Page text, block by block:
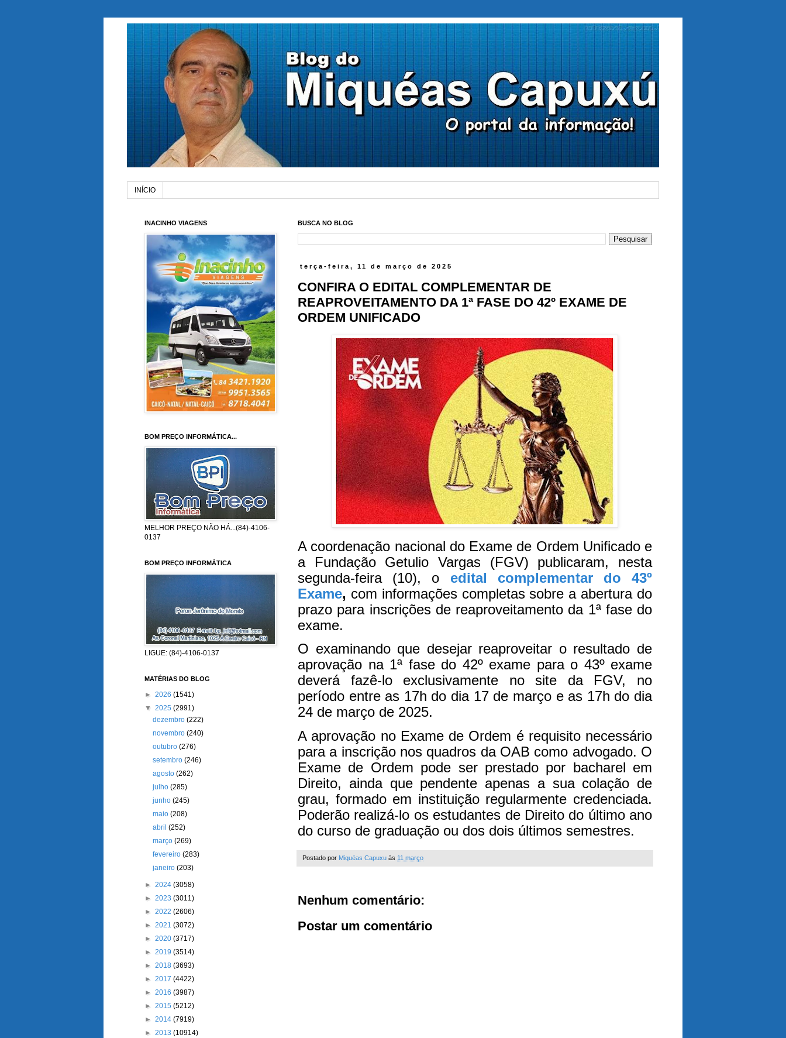
INÍCIO
BUSCA NO BLOG
terça-feira, 11 de março de 2025
CONFIRA O EDITAL COMPLEMENTAR DE
REAPROVEITAMENTO DA 1ª FASE DO 42º EXAME DE
ORDEM UNIFICADO
A coordenação nacional do Exame de Ordem Unificado e
a Fundação Getulio Vargas (FGV) publicaram, nesta
segunda-feira (10), o edital complementar do 43º
Exame, com informações completas sobre a abertura do
prazo para inscrições de reaproveitamento da 1ª fase do
exame.
O examinando que desejar reaproveitar o resultado de
aprovação na 1ª fase do 42º exame para o 43º exame
deverá fazê-lo exclusivamente no site da FGV, no
período entre as 17h do dia 17 de março e as 17h do dia
24 de março de 2025.
A aprovação no Exame de Ordem é requisito necessário
para a inscrição nos quadros da OAB como advogado. O
Exame de Ordem pode ser prestado por bacharel em
Direito, ainda que pendente apenas a sua colação de
grau, formado em instituição regularmente credenciada.
Poderão realizá-lo os estudantes de Direito do último ano
do curso de graduação ou dos dois últimos semestres.
Postado por Miquéas Capuxu às 11 março
Nenhum comentário:
Postar um comentário
INACINHO VIAGENS
BOM PREÇO INFORMÁTICA...
MELHOR PREÇO NÃO HÁ...(84)-4106-
0137
BOM PREÇO INFORMÁTICA
LIGUE: (84)-4106-0137
MATÉRIAS DO BLOG
► 2026 (1541)
▼ 2025 (2991)
dezembro(222)
novembro(240)
outubro(276)
setembro(246)
agosto(262)
julho(285)
junho(245)
maio(208)
abril(252)
março(269)
fevereiro(283)
janeiro(203)
► 2024 (3058)
► 2023 (3011)
► 2022 (2606)
► 2021 (3072)
► 2020 (3717)
► 2019 (3514)
► 2018 (3693)
► 2017 (4422)
► 2016 (3987)
► 2015 (5212)
► 2014 (7919)
► 2013 (10914)